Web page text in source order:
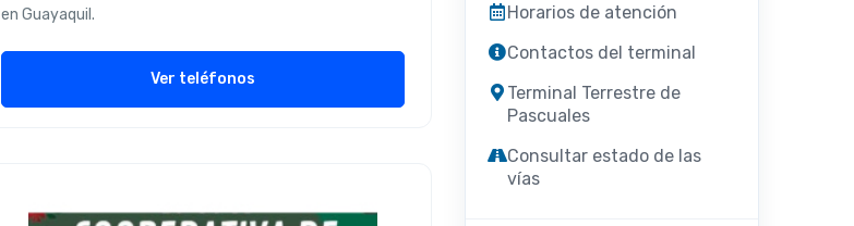
en Guayaquil.
Ver teléfonos
Horarios de atención
Contactos del terminal
Terminal Terrestre de
Pascuales
Consultar estado de las
vías